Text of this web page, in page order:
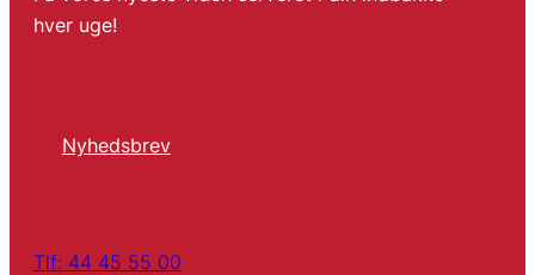
hver uge!
Nyhedsbrev
Tlf: 44 45 55 00